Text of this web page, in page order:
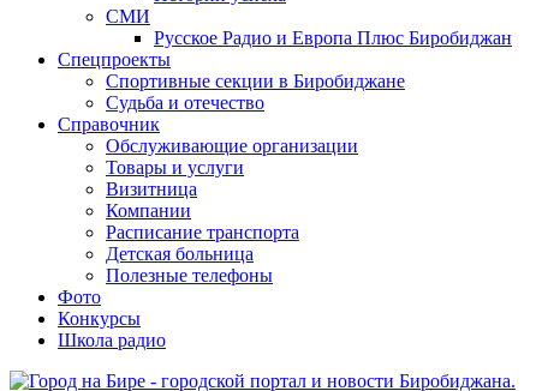
СМИ
Русское Радио и Европа Плюс Биробиджан
Спецпроекты
Спортивные секции в Биробиджане
Судьба и отечество
Справочник
Обслуживающие организации
Товары и услуги
Визитница
Компании
Расписание транспорта
Детская больница
Полезные телефоны
Фото
Конкурсы
Школа радио